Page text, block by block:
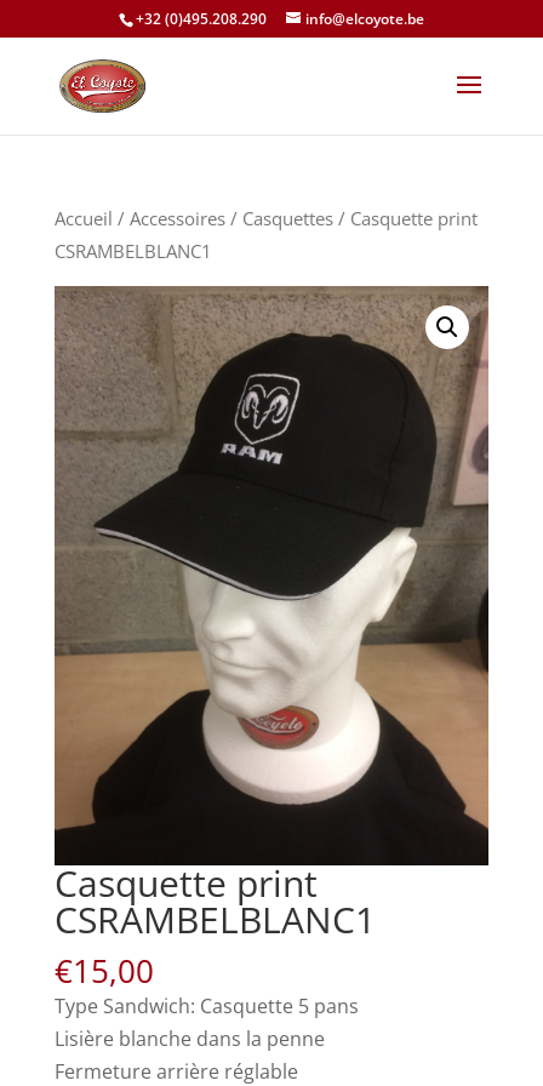
+32 (0)495.208.290 info@elcoyote.be
Accueil / Accessoires/ Casquettes/ Casquette print
CSRAMBELBLANC1
Casquette print
CSRAMBELBLANC1
€15,00
Type Sandwich: Casquette 5 pans
Lisière blanche dans la penne
Fermeture arrière réglable